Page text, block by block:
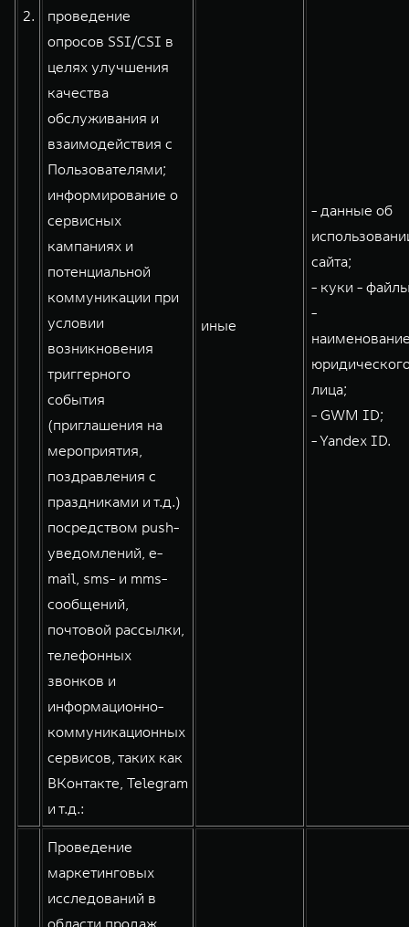
2.
проведение
опросов SSI/CSI в
целях улучшения
качества
обслуживания и
взаимодействия с
Пользователями;
информирование о
сервисных
кампаниях и
потенциальной
коммуникации при
условии
возникновения
триггерного
события
(приглашения на
мероприятия,
поздравления с
праздниками и т.д.)
посредством push-
уведомлений, e-
mail, sms- и mms-
сообщений,
почтовой рассылки,
телефонных
звонков и
информационно-
коммуникационных
сервисов, таких как
ВКонтакте, Telegram
и т.д.:
иные
- данные об
сайта;
- куки -
-
лица;
- GWM ID;
- Yandex ID.
Проведение
маркетинговых
исследований в
области продаж,